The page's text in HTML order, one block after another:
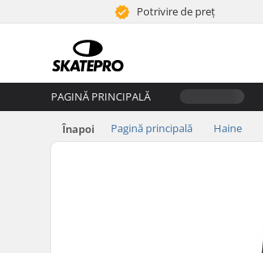
Potrivire de preț
PAGINĂ PRINCIPALĂ
Înapoi Pagină principală Haine